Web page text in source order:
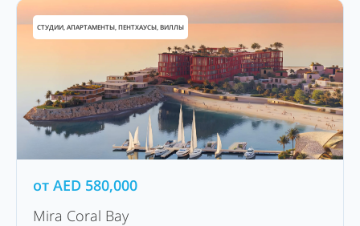
СТУДИИ, АПАРТАМЕНТЫ, ПЕНТХАУСЫ, ВИЛЛЫ
от AED 580,000
Mira Coral Bay